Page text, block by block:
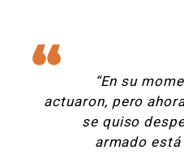
“En su
actuaron, pero
se quiso
armado